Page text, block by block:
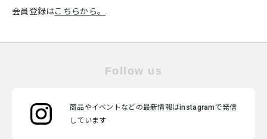
会員登録はこちらから。
Follow us
商品やイベントなどの最新情報はinstagramで発信
しています